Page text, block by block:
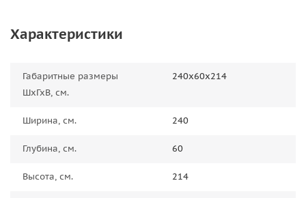
Характеристики
Габаритные размеры
ШхГхВ, см.
240х60х214
Ширина, см. 240
Глубина, см. 60
Высота, см. 214